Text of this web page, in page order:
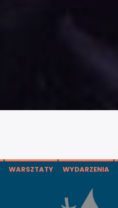
WARSZTATY WYDARZENIA